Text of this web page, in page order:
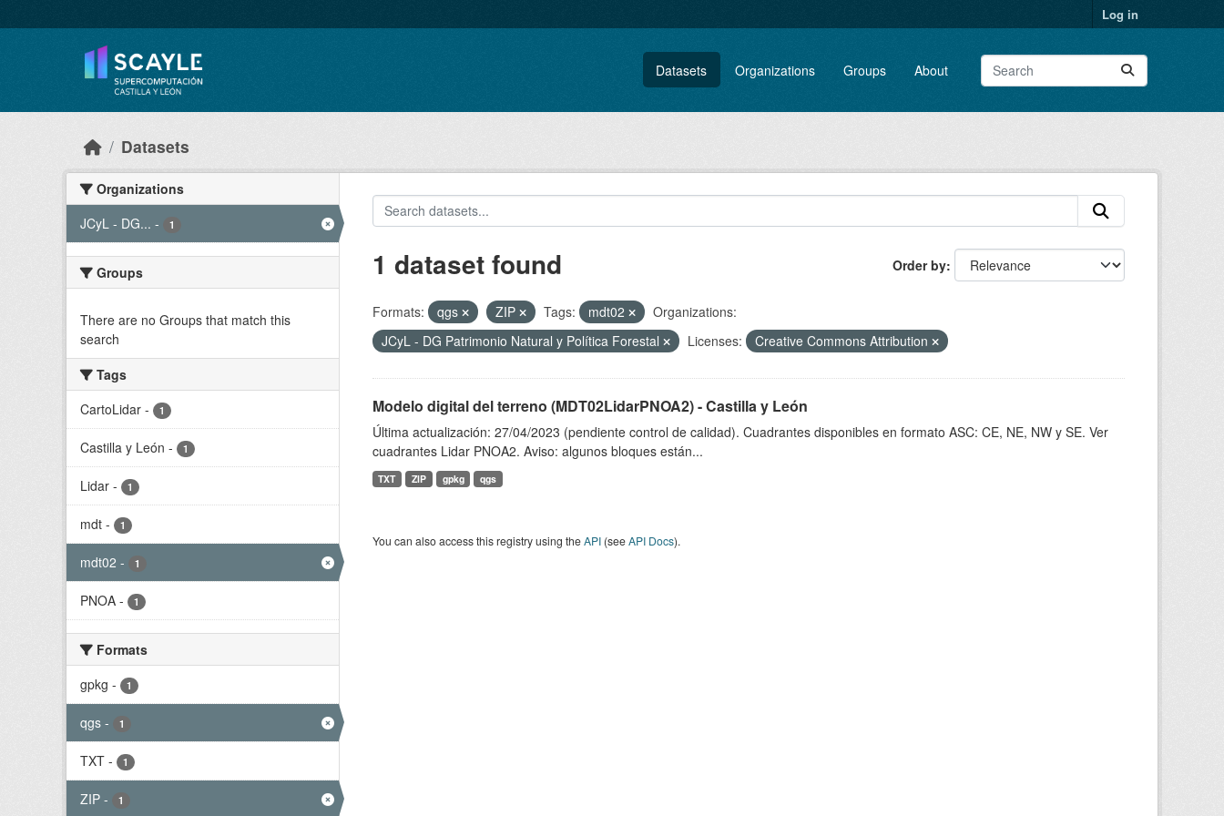
Log in
Datasets Organizations Groups About
Datasets
Organizations
JCyL - DG... - 1
Groups
There are no Groups that match this
search
Tags
CartoLidar - 1
Castilla y León - 1
Lidar - 1
mdt - 1
mdt02 - 1
PNOA - 1
Formats
gpkg - 1
qgs - 1
TXT - 1
ZIP - 1
Order by
1 dataset found
Formats: qgs ZIP Tags: mdt02
Organizations:
JCyL - DG Patrimonio Natural y Política Forestal
Licenses: Creative Commons Attribution
Modelo digital del terreno (MDT02LidarPNOA2) - Castilla y León
Última actualización: 27/04/2023 (pendiente control de calidad). Cuadrantes disponibles en formato ASC: CE, NE, NW y SE. Ver
cuadrantes Lidar PNOA2. Aviso: algunos bloques están...
TXT ZIP gpkg qgs
You can also access this registry using theAPI(seeAPI Docs).